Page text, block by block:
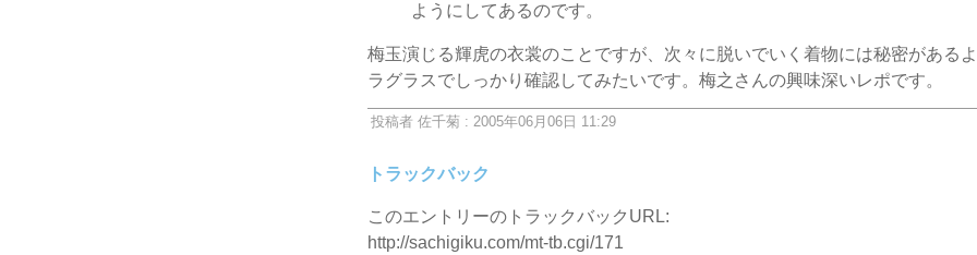
ようにしてあるのです。
梅玉演じる輝虎の衣裳のことですが、次々に脱いでいく着物には秘密がある
ラグラスでしっかり確認してみたいです。梅之さんの興味深いレポです。
投稿者 佐千菊 : 2005年06月06日 11:29
トラックバック
このエントリーのトラックバックURL:
http://sachigiku.com/mt-tb.cgi/171